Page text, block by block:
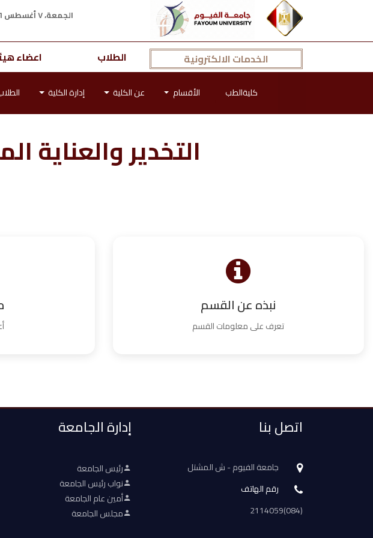
الجمعة، ٧ أغسطس ٢٠٢٦ م
الخدمات الالكترونية الطلاب اعضاء
كليةالطب الأقسام عن الكلية إدارة الكلية
التخدير والعناية
نبذه عن القسم
تعرف على معلومات القسم
اتصل بنا
جامعة الفيوم - ش المشتل
رقم الهاتف
(084)2114059
إدارة الجامعة
رئيس الجامعة
نواب رئيس الجامعة
أمين عام الجامعة
مجلس الجامعة